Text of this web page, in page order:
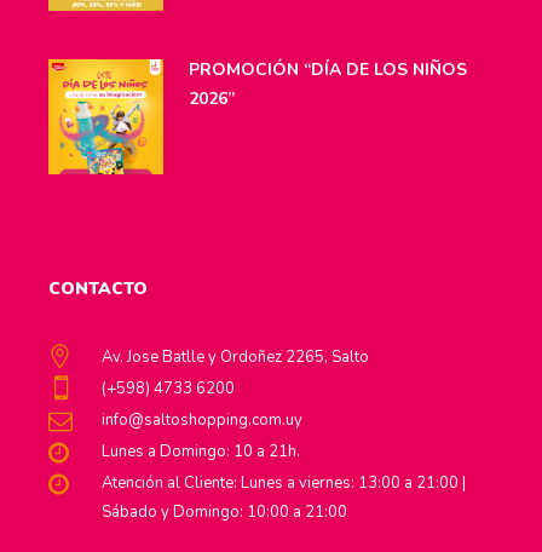
PROMOCIÓN “DÍA DE LOS NIÑOS
2026”
CONTACTO
Av. Jose Batlle y Ordoñez 2265, Salto
(+598) 4733 6200
info@saltoshopping.com.uy
Lunes a Domingo: 10 a 21h.
Atención al Cliente: Lunes a viernes: 13:00 a 21:00 |
Sábado y Domingo: 10:00 a 21:00